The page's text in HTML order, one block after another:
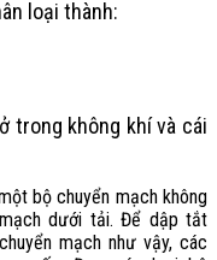
loại thành:
trong không khí và cái
bộ chuyển mạch không
dưới tải. Để dập tắt
mạch như vậy, các